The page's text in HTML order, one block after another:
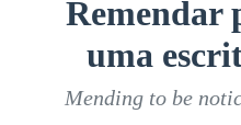
Remendar
uma
Mending to be